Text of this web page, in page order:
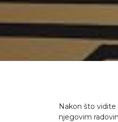
Nakon što vidite
njegovim